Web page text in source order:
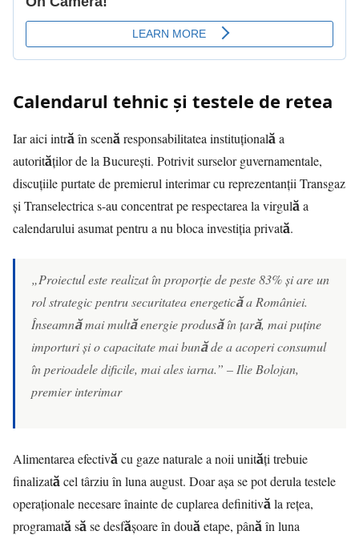
Calendarul tehnic și testele de retea
Iar aici intră în scenă responsabilitatea instituțională a
autorităților de la București. Potrivit surselor guvernamentale,
discuțiile purtate de premierul interimar cu reprezentanții Transgaz
și Transelectrica s-au concentrat pe respectarea la virgulă a
calendarului asumat pentru a nu bloca investiția privată.
„Proiectul este realizat în proporție de peste 83% și are un
rol strategic pentru securitatea energetică a României.
Înseamnă mai multă energie produsă în țară, mai puține
importuri și o capacitate mai bună de a acoperi consumul
în perioadele dificile, mai ales iarna.” – Ilie Bolojan,
premier interimar
Alimentarea efectivă cu gaze naturale a noii unități trebuie
finalizată cel târziu în luna august. Doar așa se pot derula testele
operaționale necesare înainte de cuplarea definitivă la rețea,
programată să se desfășoare în două etape, până în luna